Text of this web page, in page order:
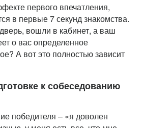
первого впечатления,
в первые 7 секунд знакомства.
вошли в кабинет, а ваш
о вас определенное
А вот это полностью зависит
к собеседованию
победителя – «я доволен